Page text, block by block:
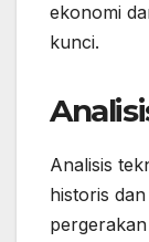
ekonomi
kunci.
Analisis
historis